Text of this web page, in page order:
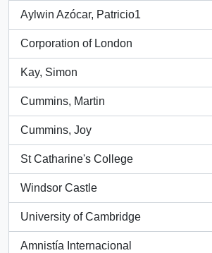
Aylwin Azócar, Patricio1
, 4 results
Corporation of London
, 2 results
Kay, Simon
, 2 results
Cummins, Martin
, 1 results
Cummins, Joy
, 1 results
St Catharine's College
, 1 results
Windsor Castle
, 1 results
University of Cambridge
, 1 results
Amnistía Internacional